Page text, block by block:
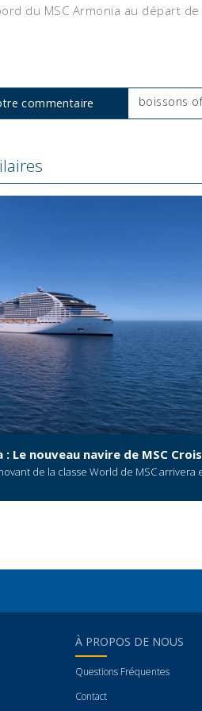
du MSC Armonia au départ de
commentaire
Tags:
boissons
: Le nouveau navire de MSC
de la classe World de MSC arrivera
À PROPOS DE NOUS
Questions Fréquentes
Contact